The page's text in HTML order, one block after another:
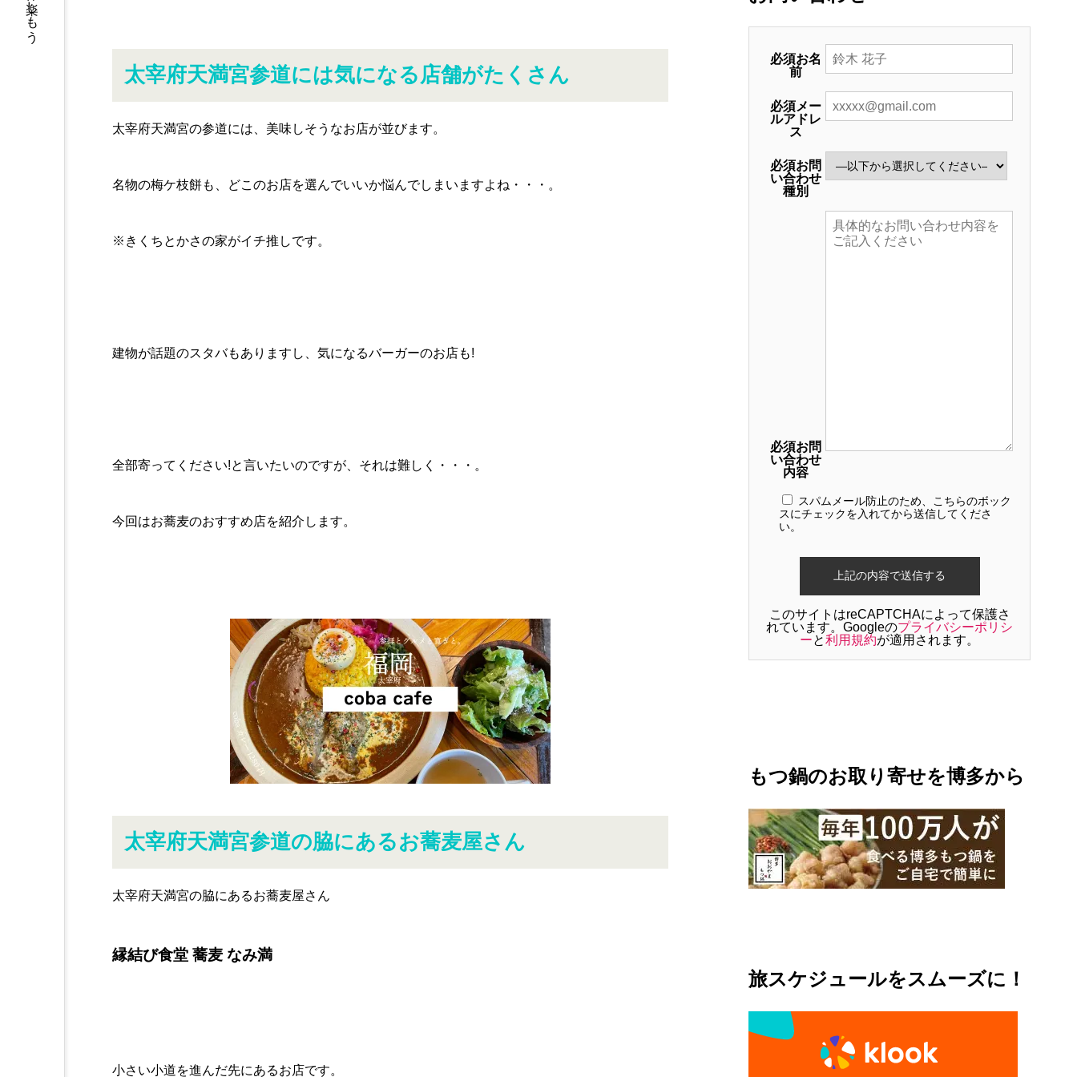
太宰府天満宮参道には気になる店舗がたくさん
太宰府天満宮の参道には、美味しそうなお店が並びます。
名物の梅ケ枝餅も、どこのお店を選んでいいか悩んでしまいますよね・・・。
※きくちとかさの家がイチ推しです。
建物が話題のスタバもありますし、気になるバーガーのお店も!
全部寄ってください!と言いたいのですが、それは難しく・・・。
今回はお蕎麦のおすすめ店を紹介します。
太宰府天満宮参道の脇にあるお蕎麦屋さん
太宰府天満宮の脇にあるお蕎麦屋さん
縁結び食堂 蕎麦 なみ満
小さい小道を進んだ先にあるお店です。
必須お名
前
必須メー
ルアドレ
ス
必須お問
い合わせ
種別
必須お問
い合わせ
内容
スパムメール防止のため、こちらのボック
スにチェックを入れてから送信してくださ
い。
このサイトはreCAPTCHAによって保護さ
れています。Googleのプライバシーポリシ
ーと利用規約が適用されます。
もつ鍋のお取り寄せを博多から
旅スケジュールをスムーズに！